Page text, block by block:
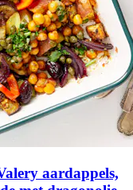
aardappels,